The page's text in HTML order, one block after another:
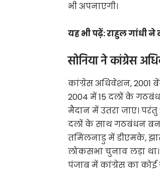
भी अपनाएगी।
यह भी पढ़ें:राहुल गांधी
सोनिया ने कांग्रेस
कांग्रेस अधिवेशन, 2001
2004 में 15 दलों के
मैदान में उतरा जाए।
दलों के साथ गठबंधन बना
तमिलनाडु में डीएमके,
लोकसभा चुनाव लड़ा था।
पंजाब में कांग्रेस का कोई